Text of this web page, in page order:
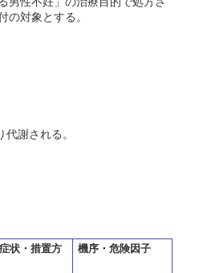
の対象とする。
謝される。
状・措置方
機序・危険因子